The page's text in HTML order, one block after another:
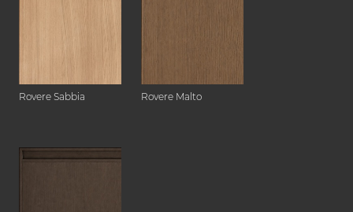
Rovere Sabbia Rovere Malto